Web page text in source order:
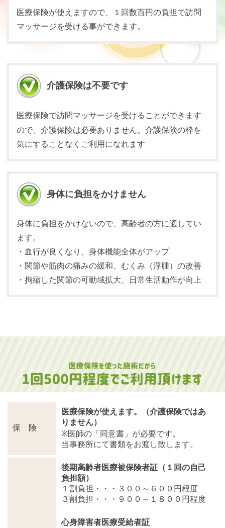
医療保険が使えますので、１回数百円の負担で訪問
マッサージを受ける事ができます。
介護保険は不要です
医療保険で訪問マッサージを受けることができます
ので、介護保険は必要ありません。介護保険の枠を
気にすることなくご利用になれます
身体に負担をかけません
身体に負担をかけないので、高齢者の方に適してい
ます。
・血行が良くなり、身体機能全体がアップ
・関節や筋肉の痛みの緩和、むくみ（浮腫）の改善
・拘縮した関節の可動域拡大、日常生活動作が向上
保 険
医療保険が使えます。（介護保険ではあ
りません）
※医師の「同意書」が必要です。
当事務所にて書類をお渡し致します。
後期高齢者医療被保険者証（１回の自己
負担額）
１割負担・・・３００～６００円程度
３割負担・・・９００～１８００円程度
心身障害者医療受給者証